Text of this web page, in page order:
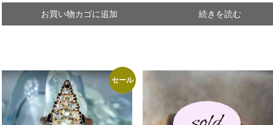
お買い物カゴに追加 続きを読む
セール